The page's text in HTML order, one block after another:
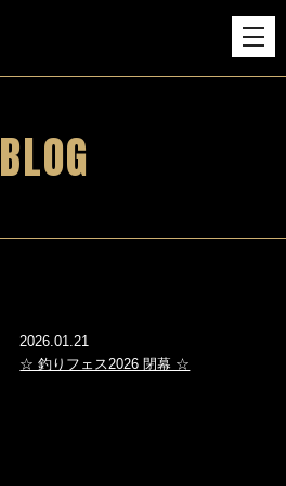
BLOG
2026.01.21
☆ 釣りフェス2026 閉幕 ☆